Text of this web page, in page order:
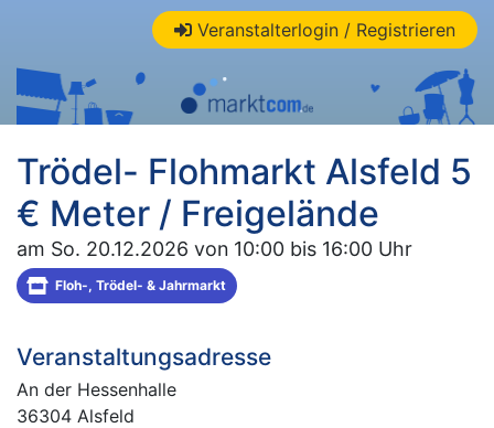
Veranstalterlogin / Registrieren
Trödel- Flohmarkt Alsfeld 5
€ Meter / Freigelände
am So. 20.12.2026 von 10:00 bis 16:00 Uhr
Floh-, Trödel- & Jahrmarkt
Veranstaltungsadresse
An der Hessenhalle
36304 Alsfeld